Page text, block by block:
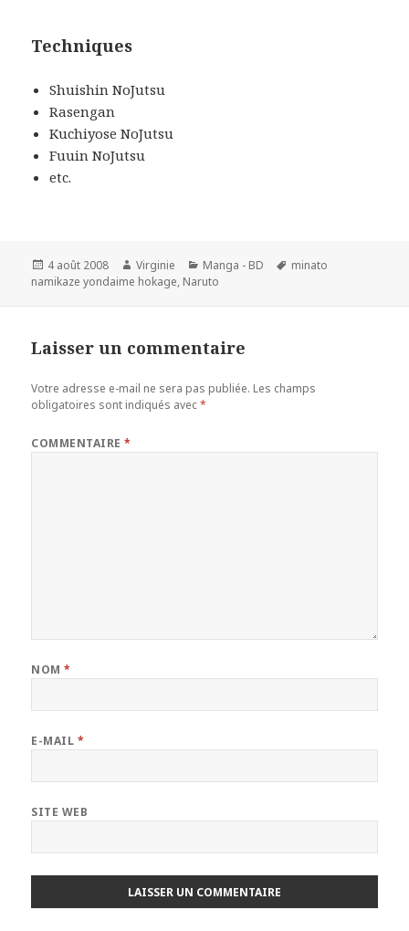
Techniques
Shuishin NoJutsu
Rasengan
Kuchiyose NoJutsu
Fuuin NoJutsu
etc.
Publié
le
4 août 2008 Auteur
Virginie Catégories
Manga - BD
Mots-
minato
namikaze yondaime hokage, Naruto
Laisser un commentaire
Votre adresse e-mail ne sera pas publiée. Les champs
obligatoires sont indiqués avec*
COMMENTAIRE*
NOM*
E-MAIL *
SITE WEB